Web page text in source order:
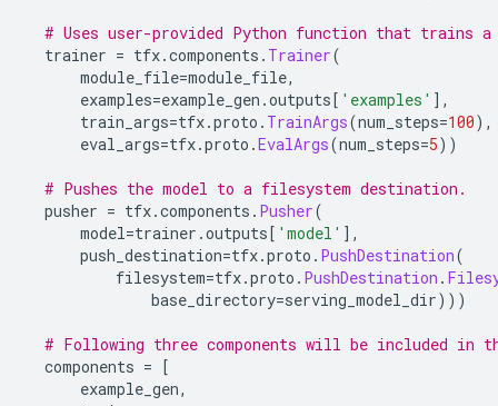
# Uses user-provided Python function that trains a
trainer = tfx.components . Trainer(
module_file=module_file,
examples=example_gen .outputs[ 'examples' ],
train_args=tfx.proto . TrainArgs(num_steps=100),
eval_args=tfx.proto .EvalArgs(num_steps=5))
# Pushes the model to a filesystem destination.
pusher = tfx.components . Pusher(
model=trainer .outputs[ 'model' ],
push_destination=tfx.proto . PushDestination(
filesystem=tfx.proto . PushDestination .
base_directory=serving_model_dir)))
# Following three components will be included in
components = [
example_gen,